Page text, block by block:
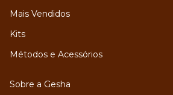
Mais Vendidos
Kits
Métodos e Acessórios
Sobre a Gesha